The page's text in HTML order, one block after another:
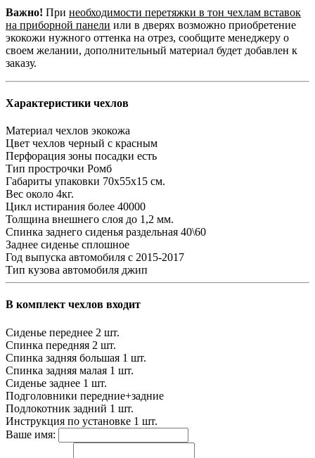
Важно! При необходимости перетяжки в тон чехлам вставок
на приборной панели или в дверях возможно приобретение
экокожи нужного оттенка на отрез, сообщите менеджеру о
своем желании, дополнительный материал будет добавлен к
заказу.
Характеристики чехлов
Материал чехлов экокожа
Цвет чехлов черный с красным
Перфорация зоны посадки есть
Тип прострочки Ромб
Габариты упаковки 70х55х15 см.
Вес около 4кг.
Цикл истирания более 40000
Толщина внешнего слоя до 1,2 мм.
Спинка заднего сиденья раздельная 40\60
Заднее сиденье сплошное
Год выпуска автомобиля с 2015-2017
Тип кузова автомобиля джип
В комплект чехлов входит
Сиденье переднее 2 шт.
Спинка передняя 2 шт.
Спинка задняя большая 1 шт.
Спинка задняя малая 1 шт.
Сиденье заднее 1 шт.
Подголовники передние+задние
Подлокотник задний 1 шт.
Инструкция по установке 1 шт.
Ваше имя: